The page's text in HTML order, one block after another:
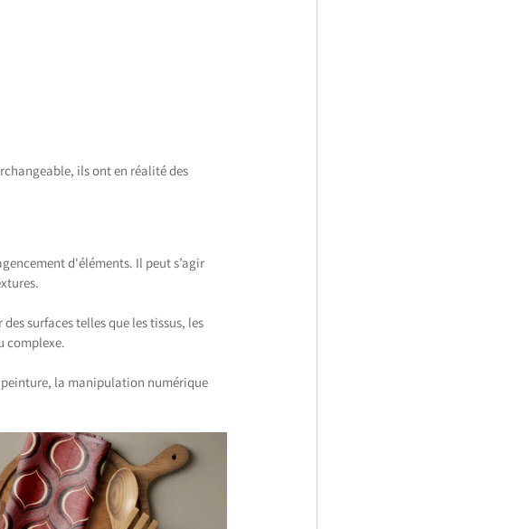
ils ont en réalité des
d'éléments. Il peut s’agir
surfaces telles que les tissus, les
complexe.
peinture, la manipulation numérique